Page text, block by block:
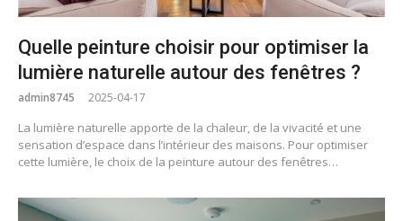
Quelle peinture choisir pour optimiser la
lumière naturelle autour des fenêtres ?
admin8745 2025-04-17
La lumière naturelle apporte de la chaleur, de la vivacité et une
sensation d’espace dans l’intérieur des maisons. Pour optimiser
cette lumière, le choix de la peinture autour des fenêtres…